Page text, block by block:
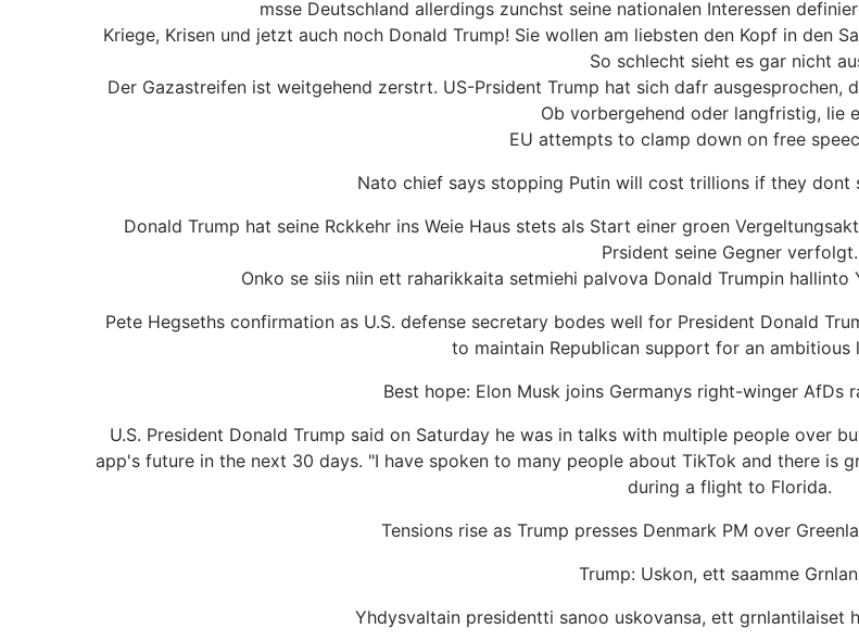
msse Deutschland allerdings zunchst seine nationalen Interessen
Kriege, Krisen und jetzt auch noch Donald Trump! Sie wollen am liebsten den Kopf in den
So schlecht sieht es gar nicht
Der Gazastreifen ist weitgehend zerstrt. US-Prsident Trump hat sich dafr ausgesprochen,
Ob vorbergehend oder langfristig, lie
EU attempts to clamp down on free
Nato chief says stopping Putin will cost trillions if they
Donald Trump hat seine Rckkehr ins Weie Haus stets als Start einer groen
Prsident seine Gegner verfolgt.
Onko se siis niin ett raharikkaita setmiehi palvova Donald Trumpin
Pete Hegseths confirmation as U.S. defense secretary bodes well for President Donald
to maintain Republican support for an ambitious
Best hope: Elon Musk joins Germanys right-winger AfDs
U.S. President Donald Trump said on Saturday he was in talks with multiple people over
app's future in the next 30 days. "I have spoken to many people about TikTok and there is
during a flight to Florida.
Tensions rise as Trump presses Denmark PM over
Trump: Uskon, ett saamme
Yhdysvaltain presidentti sanoo uskovansa, ett grnlantilaiset